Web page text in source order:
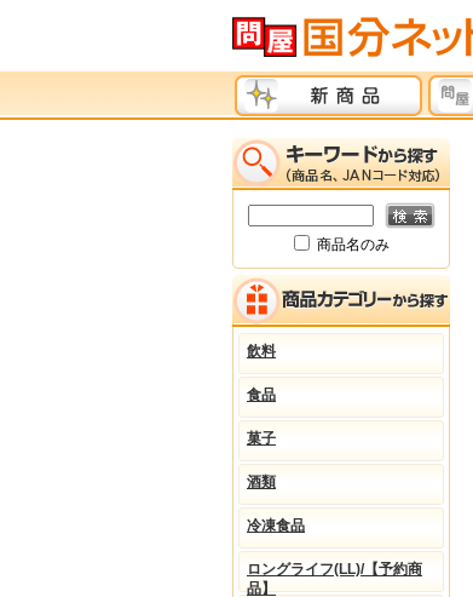
商品名のみ
飲料
食品
菓子
酒類
冷凍食品
ロングライフ(LL)/【予約商
品】